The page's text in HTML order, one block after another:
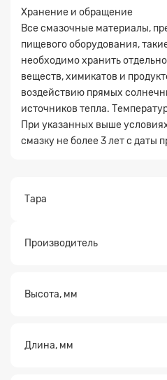
Хранение и обращение
Все смазочные материалы,
пищевого оборудования,
необходимо хранить
веществ, химикатов и
воздействию прямых
источников тепла.
При указанных выше
смазку не более 3 лет с даты
Тара
Производитель
Высота, мм
Длина, мм